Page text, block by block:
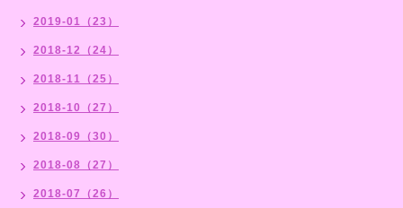
2019-01（23）
2018-12（24）
2018-11（25）
2018-10（27）
2018-09（30）
2018-08（27）
2018-07（26）